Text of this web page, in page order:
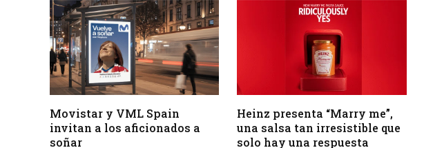
Movistar y VML Spain
invitan a los aficionados a
soñar
Heinz presenta “Marry me”,
una salsa tan irresistible que
solo hay una respuesta